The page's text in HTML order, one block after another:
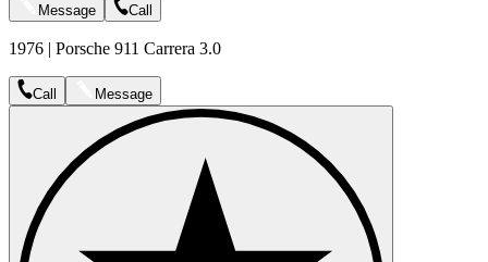
Message
Call
1976 | Porsche 911 Carrera 3.0
Call Message